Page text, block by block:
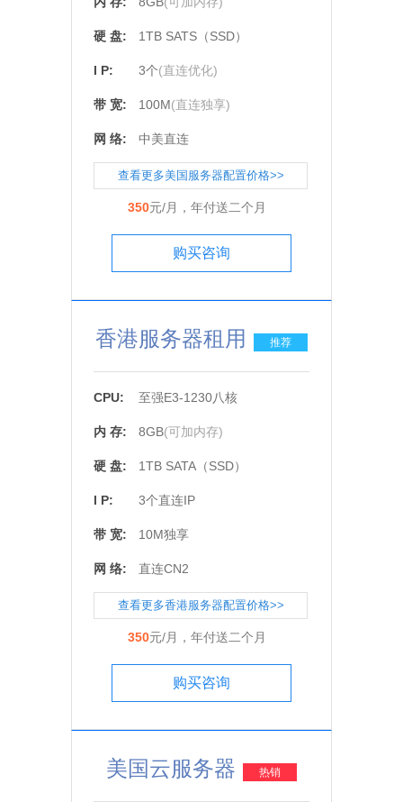
硬 盘: 1TB SATS（SSD）
I P: 3个(直连优化)
带 宽: 100M(直连独享)
网 络: 中美直连
查看更多美国服务器配置价格>>
350元/月，年付送二个月
购买咨询
香港服务器租用 推荐
CPU: 至强E3-1230八核
内 存: 8GB(可加内存)
硬 盘: 1TB SATA（SSD）
I P: 3个直连IP
带 宽: 10M独享
网 络: 直连CN2
查看更多香港服务器配置价格>>
350元/月，年付送二个月
购买咨询
美国云服务器 热销